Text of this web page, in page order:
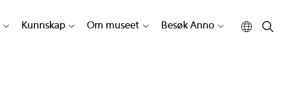
Kunnskap Om museet Besøk Anno